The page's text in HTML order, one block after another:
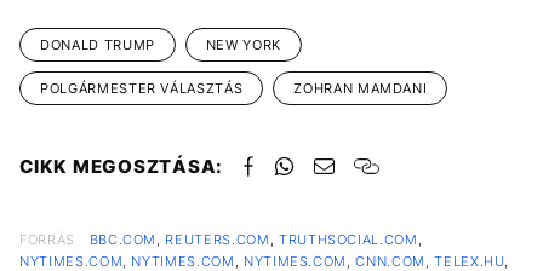
DONALD TRUMP NEW YORK
POLGÁRMESTER VÁLASZTÁS ZOHRAN MAMDANI
CIKK MEGOSZTÁSA:
FORRÁS BBC.COM , REUTERS.COM , TRUTHSOCIAL.COM ,
NYTIMES.COM, NYTIMES.COM , NYTIMES.COM ,CNN.COM ,TELEX.HU,